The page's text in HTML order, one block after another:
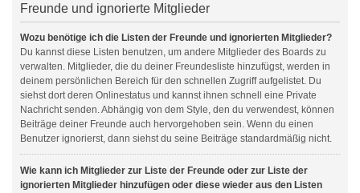
Freunde und ignorierte Mitglieder
Wozu benötige ich die Listen der Freunde und ignorierten Mitglieder?
Du kannst diese Listen benutzen, um andere Mitglieder des Boards zu
verwalten. Mitglieder, die du deiner Freundesliste hinzufügst, werden in
deinem persönlichen Bereich für den schnellen Zugriff aufgelistet. Du
siehst dort deren Onlinestatus und kannst ihnen schnell eine Private
Nachricht senden. Abhängig von dem Style, den du verwendest, können
Beiträge deiner Freunde auch hervorgehoben sein. Wenn du einen
Benutzer ignorierst, dann siehst du seine Beiträge standardmäßig nicht.
Wie kann ich Mitglieder zur Liste der Freunde oder zur Liste der
ignorierten Mitglieder hinzufügen oder diese wieder aus den Listen